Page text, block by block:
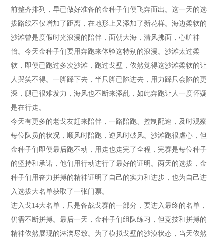
前整齐排列，早已做好准备的金种子们便飞奔而出。这一天的选
拔路线不仅增加了距离，在地形上又添加了新花样。海边柔软的
沙滩曾是度假时光浪漫的陪伴，面朝大海，清风拂面，心旷神
怡。今天金种子们要用奔跑来体验这特别的浪漫。沙滩太过柔
软，即便已跑过多次沙滩，跑过戈壁，依然觉得这沙滩柔软的让
人哭笑不得。一脚踩下去，半只脚已陷进去，用力踩只会陷的更
深，腿已很难发力，海风也不断来添乱，如此奔跑让人一度怀疑
是在行走。
今天有更多的老戈友赶来陪伴，一路陪跑、控制配速，及时观察
每位队员的状况，顺风时陪跑，逆风时破风。沙滩跑很虐心，但
金种子们即便最后跑不动，用走也走完了全程，完赛是每位种子
的坚持和承诺，他们用行动进行了最好的证明。两天的选拔，金
种子们用奋力拼搏的精神证明了自己的实力和进步，也为自己进
入选拔大名单获取了一张门票。
进入戈14大名单，只是备战戈赛的一部分，要进入最终的名单，
仍需不断拼搏。最后一天，金种子们组队练习，但竞技和拼搏的
精神依然展现的淋漓尽致。为了模拟戈壁的沙漠状态，当天依然